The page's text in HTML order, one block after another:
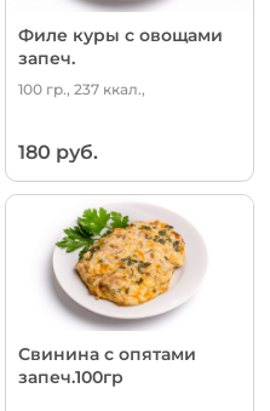
Филе куры с овощами
запеч.
100 гр., 237 ккал.,
180 руб.
Свинина с опятами
запеч.100гр